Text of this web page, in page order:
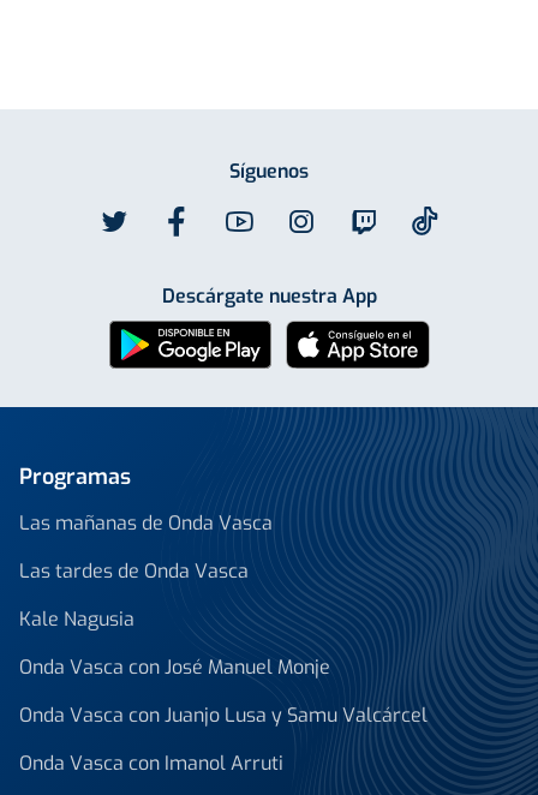
Síguenos
Descárgate nuestra App
Programas
Las mañanas de Onda Vasca
Las tardes de Onda Vasca
Kale Nagusia
Onda Vasca con José Manuel Monje
Onda Vasca con Juanjo Lusa y Samu Valcárcel
Onda Vasca con Imanol Arruti